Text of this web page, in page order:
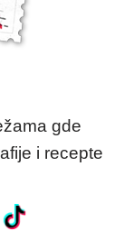
gde
i recepte